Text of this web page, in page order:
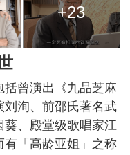
+23
曾演出《九品芝麻
洵、前邵氏著名武
、殿堂级歌唱家江
「高龄亚姐」之称